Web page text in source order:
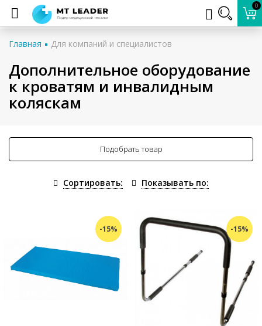
0
Главная Для компаний и специалистов
Дополнительное оборудование
к кроватям и инвалидным
коляскам
Подобрать товар
Сортировать: Показывать по:
-15% -15%